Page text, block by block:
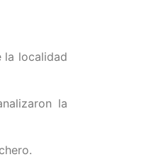
la localidad
la